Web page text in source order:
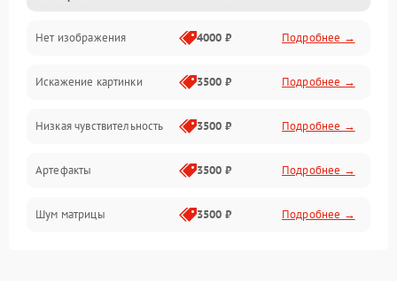
Программные ошибки
Электропитание
Измерения
Матрица
Проблемы питания
Нет изображения 4000 ₽ Подробнее →
Искажение картинки 3500 ₽ Подробнее →
Низкая чувствительность 3500 ₽ Подробнее →
Артефакты 3500 ₽ Подробнее →
Шум матрицы 3500 ₽ Подробнее →